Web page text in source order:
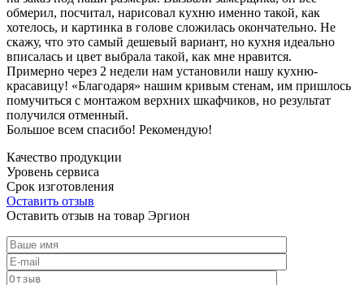
обмерил, посчитал, нарисовал кухню именно такой, как
хотелось, и картинка в голове сложилась окончательно. Не
скажу, что это самый дешевый вариант, но кухня идеально
вписалась и цвет выбрала такой, как мне нравится.
Примерно через 2 недели нам установили нашу кухню-
красавицу! «Благодаря» нашим кривым стенам, им пришлось
помучиться с монтажом верхних шкафчиков, но результат
получился отменный.
Большое всем спасибо! Рекомендую!
Качество продукции
Уровень сервиса
Срок изготовления
Оставить отзыв
Оставить отзыв на товар Эргион